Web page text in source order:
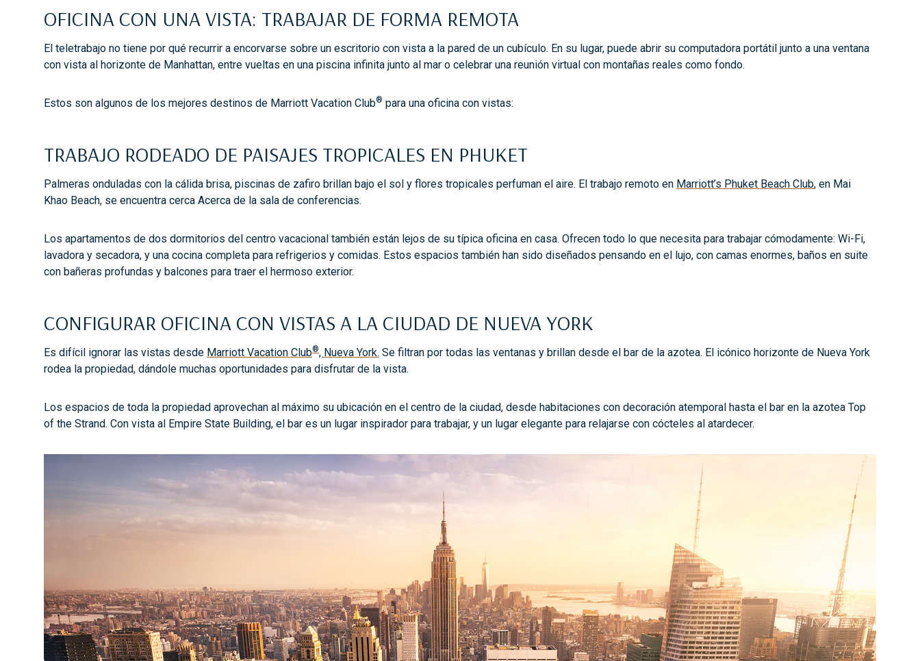
OFICINA CON UNA VISTA: TRABAJAR DE FORMA REMOTA
El teletrabajo no tiene por qué recurrir a encorvarse sobre un escritorio con vista a la pared de un cubículo. En su lugar, puede abrir su computadora portátil junto a una ventana
con vista al horizonte de Manhattan, entre vueltas en una piscina infinita junto al mar o celebrar una reunión virtual con montañas reales como fondo.
Estos son algunos de los mejores destinos de Marriott Vacation Club® para una oficina con vistas:
TRABAJO RODEADO DE PAISAJES TROPICALES EN PHUKET
Palmeras onduladas con la cálida brisa, piscinas de zafiro brillan bajo el sol y flores tropicales perfuman el aire. El trabajo remoto en Marriott’s Phuket Beach Club, en Mai
Khao Beach, se encuentra cerca Acerca de la sala de conferencias.
Los apartamentos de dos dormitorios del centro vacacional también están lejos de su típica oficina en casa. Ofrecen todo lo que necesita para trabajar cómodamente: Wi-Fi,
lavadora y secadora, y una cocina completa para refrigerios y comidas. Estos espacios también han sido diseñados pensando en el lujo, con camas enormes, baños en suite
con bañeras profundas y balcones para traer el hermoso exterior.
CONFIGURAR OFICINA CON VISTAS A LA CIUDAD DE NUEVA YORK
Es difícil ignorar las vistas desde Marriott Vacation Club®, Nueva York. Se filtran por todas las ventanas y brillan desde el bar de la azotea. El icónico horizonte de Nueva York
rodea la propiedad, dándole muchas oportunidades para disfrutar de la vista.
Los espacios de toda la propiedad aprovechan al máximo su ubicación en el centro de la ciudad, desde habitaciones con decoración atemporal hasta el bar en la azotea Top
of the Strand. Con vista al Empire State Building, el bar es un lugar inspirador para trabajar, y un lugar elegante para relajarse con cócteles al atardecer.